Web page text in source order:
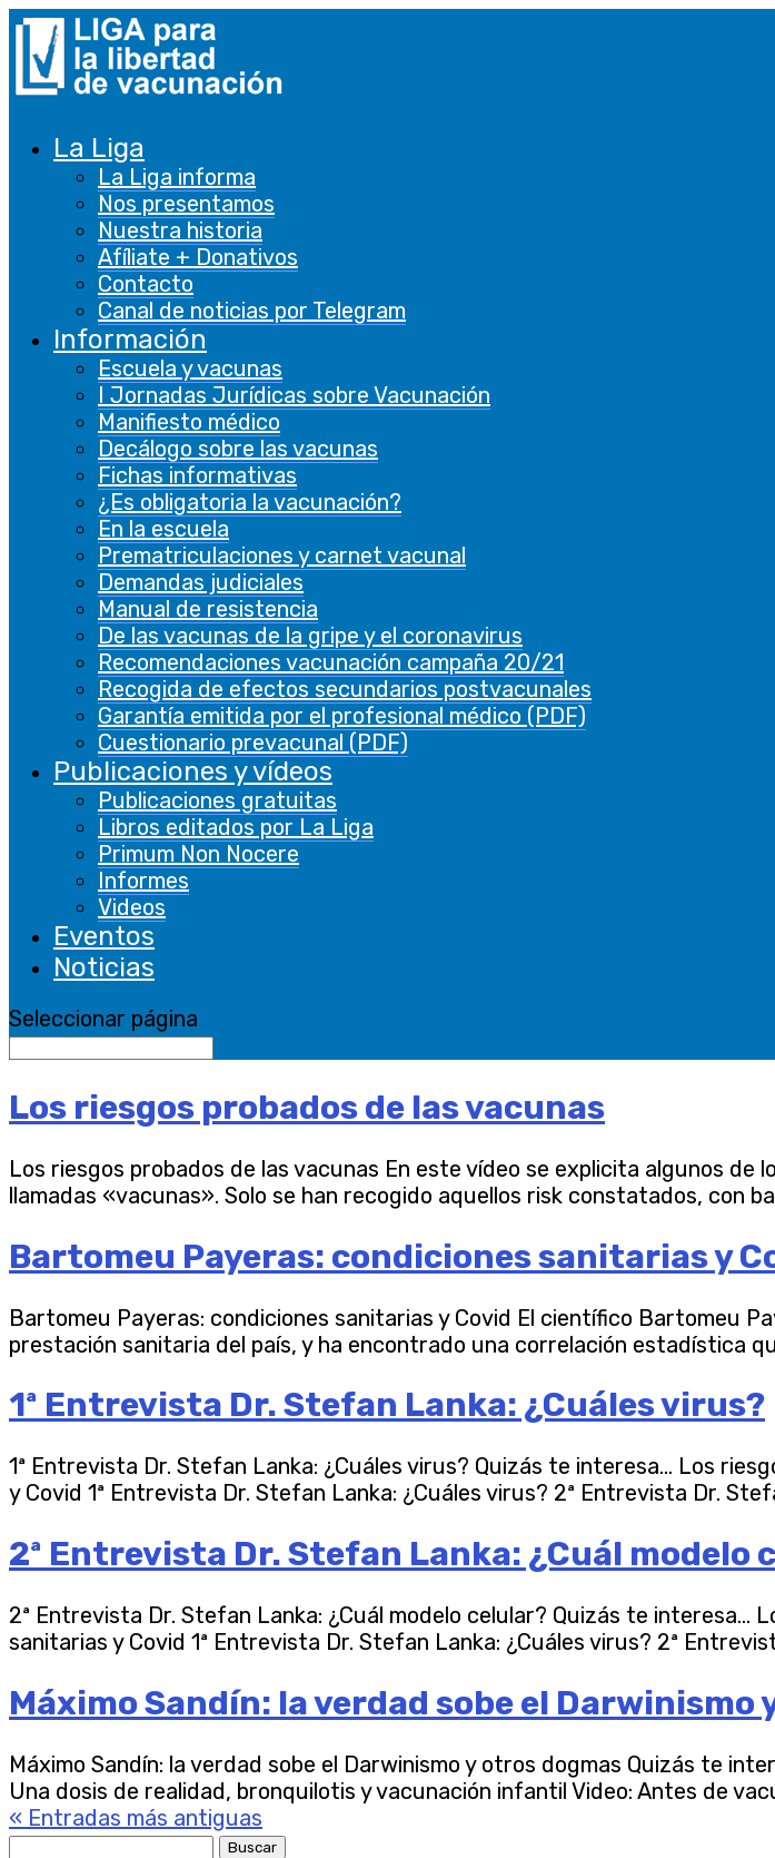
La Liga
La Liga informa
Nos presentamos
Nuestra historia
Afíliate + Donativos
Contacto
Canal de noticias por Telegram
Información
Escuela y vacunas
I Jornadas Jurídicas sobre Vacunación
Manifiesto médico
Decálogo sobre las vacunas
Fichas informativas
¿Es obligatoria la vacunación?
En la escuela
Prematriculaciones y carnet vacunal
Demandas judiciales
Manual de resistencia
De las vacunas de la gripe y el coronavirus
Recomendaciones vacunación campaña 20/21
Recogida de efectos secundarios postvacunales
Garantía emitida por el profesional médico (PDF)
Cuestionario prevacunal (PDF)
Publicaciones y vídeos
Publicaciones gratuitas
Libros editados por La Liga
Primum Non Nocere
Informes
Videos
Eventos
Noticias
Seleccionar página
Los riesgos probados de las vacunas
Los riesgos probados de las vacunas En este vídeo se explicita algunos de
llamadas «vacunas». Solo se han recogido aquellos risk constatados, con
Bartomeu Payeras: condiciones sanitarias y
Bartomeu Payeras: condiciones sanitarias y Covid El científico Bartomeu
prestación sanitaria del país, y ha encontrado una correlación estadística
1ª Entrevista Dr. Stefan Lanka: ¿Cuáles virus?
1ª Entrevista Dr. Stefan Lanka: ¿Cuáles virus? Quizás te interesa… Los
y Covid 1ª Entrevista Dr. Stefan Lanka: ¿Cuáles virus? 2ª Entrevista Dr.
2ª Entrevista Dr. Stefan Lanka: ¿Cuál modelo
2ª Entrevista Dr. Stefan Lanka: ¿Cuál modelo celular? Quizás te interesa…
sanitarias y Covid 1ª Entrevista Dr. Stefan Lanka: ¿Cuáles virus? 2ª
Máximo Sandín: la verdad sobe el Darwinismo
Máximo Sandín: la verdad sobe el Darwinismo y otros dogmas Quizás te
Una dosis de realidad, bronquilotis y vacunación infantil Video: Antes de
« Entradas más antiguas
Buscar: